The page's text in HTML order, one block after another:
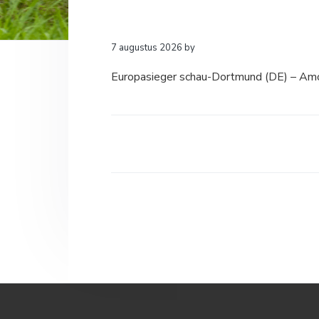
a
v
o
u
k
s
7 augustus 2026 by
Europasieger schau-Dortmund (DE) –